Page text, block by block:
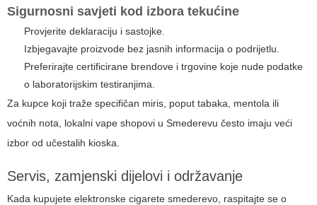
Sigurnosni savjeti kod izbora tekućine
Provjerite deklaraciju i sastojke.
Izbjegavajte proizvode bez jasnih informacija o podrijetlu.
Preferirajte certificirane brendove i trgovine koje nude podatke
o laboratorijskim testiranjima.
Za kupce koji traže specifičan miris, poput tabaka, mentola ili
voćnih nota, lokalni vape shopovi u Smederevu često imaju veći
izbor od učestalih kioska.
Servis, zamjenski dijelovi i održavanje
Kada kupujete elektronske cigarete smederevo , raspitajte se o